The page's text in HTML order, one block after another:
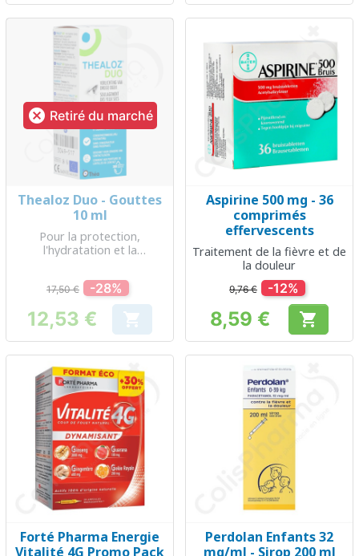
 Retiré du marché
Thealoz Duo - Gouttes
10 ml
Pour la protection,
l'hydratation et la
oculaire
17,50 € -28%
Prix
12,53 € 
Aspirine 500 mg - 36
comprimés
effervescents
Traitement de la fièvre et de
la douleur
9,76 € -12%
Prix
8,59 € 
Forté Pharma Energie
Vitalité 4G Promo Pack
Perdolan Enfants 32
mg/ml - Sirop 200 ml